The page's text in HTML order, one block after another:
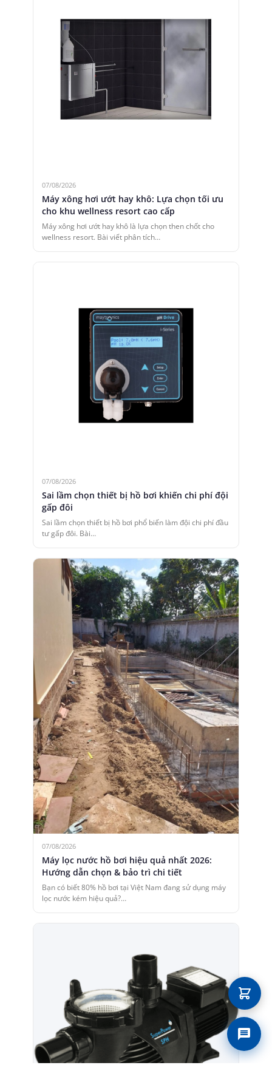
07/08/2026
Máy xông hơi ướt hay khô: Lựa chọn tối ưu
cho khu wellness resort cao cấp
Máy xông hơi ướt hay khô là lựa chọn then chốt cho
wellness resort. Bài viết phân tích…
07/08/2026
Sai lầm chọn thiết bị hồ bơi khiến chi phí đội
gấp đôi
Sai lầm chọn thiết bị hồ bơi phổ biến làm đội chi phí đầu
tư gấp đôi. Bài…
07/08/2026
Máy lọc nước hồ bơi hiệu quả nhất 2026:
Hướng dẫn chọn & bảo trì chi tiết
Bạn có biết 80% hồ bơi tại Việt Nam đang sử dụng máy
lọc nước kém hiệu quả?…
Liên